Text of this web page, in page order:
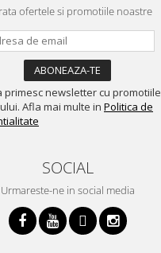
ofertele si promotiile noastre
primesc newsletter cu promotiile
Afla mai multe in Politica de
SOCIAL
Urmareste-ne in social media